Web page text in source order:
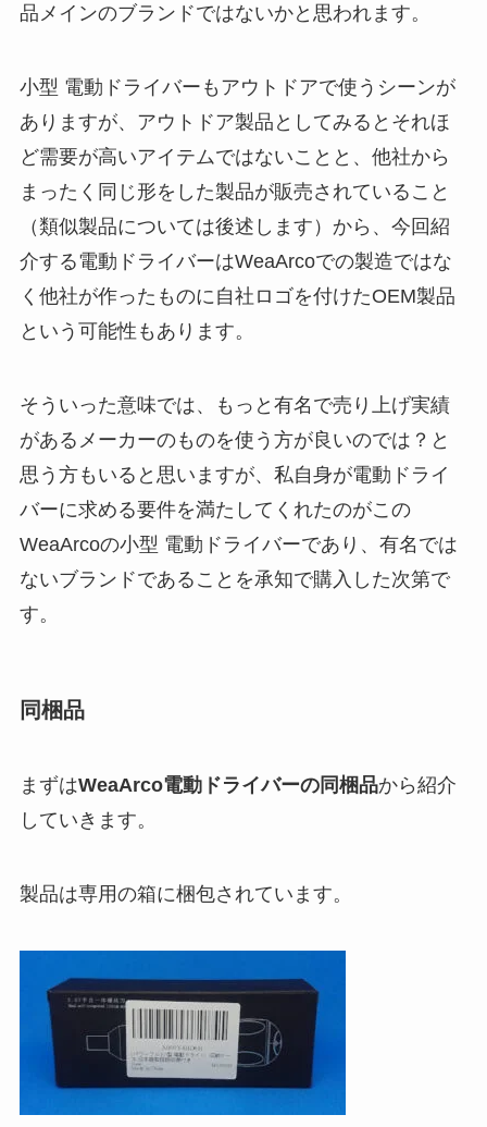
品メインのブランドではないかと思われます。
小型 電動ドライバーもアウトドアで使うシーンが
ありますが、アウトドア製品としてみるとそれほ
ど需要が高いアイテムではないことと、他社から
まったく同じ形をした製品が販売されていること
（類似製品については後述します）から、今回紹
介する電動ドライバーはWeaArcoでの製造ではな
く他社が作ったものに自社ロゴを付けたOEM製品
という可能性もあります。
そういった意味では、もっと有名で売り上げ実績
があるメーカーのものを使う方が良いのでは？と
思う方もいると思いますが、私自身が電動ドライ
バーに求める要件を満たしてくれたのがこの
WeaArcoの小型 電動ドライバーであり、有名では
ないブランドであることを承知で購入した次第で
す。
同梱品
まずはWeaArco電動ドライバーの同梱品から紹介
していきます。
製品は専用の箱に梱包されています。